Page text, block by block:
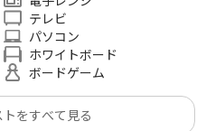
テレビ
パソコン
ホワイトボード
ボードゲーム
をすべて見る